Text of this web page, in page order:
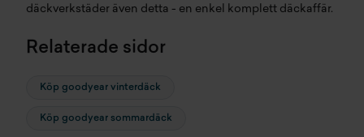
däckverkstäder även detta - en enkel komplett däckaffär.
Relaterade sidor
Köp goodyear vinterdäck
Köp goodyear sommardäck